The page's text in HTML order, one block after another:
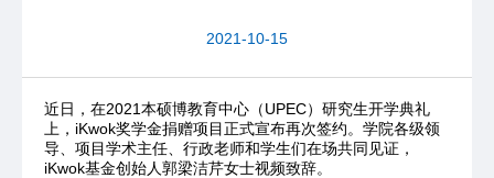
2021-10-15
近日，在2021本硕博教育中心（UPEC）研究生开学典礼
上，iKwok奖学金捐赠项目正式宣布再次签约。学院各级领
导、项目学术主任、行政老师和学生们在场共同见证，
iKwok基金创始人郭梁洁芹女士视频致辞。